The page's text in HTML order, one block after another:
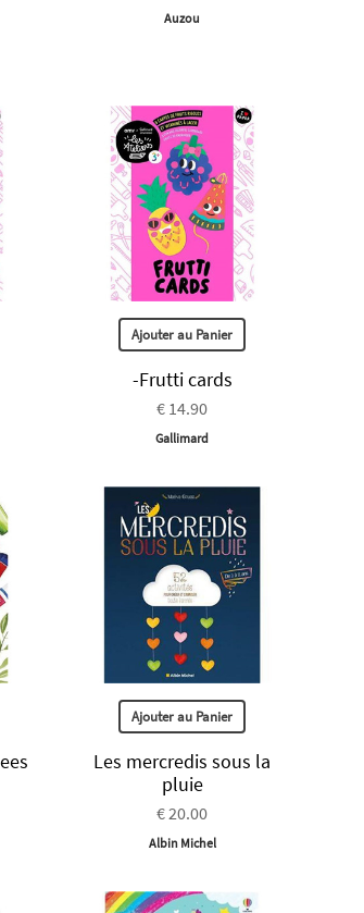
Auzou
Ajouter au Panier
-Frutti cards
€ 14.90
Gallimard
Ajouter au Panier
Les mercredis sous la
pluie
€ 20.00
Albin Michel